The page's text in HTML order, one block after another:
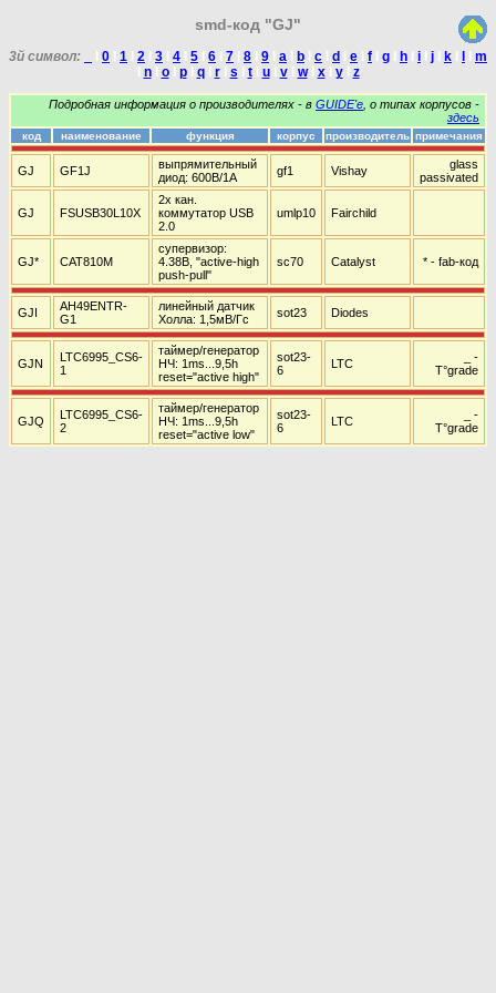
smd-код "GJ"
3й символ: 0 1 2 3 4 5 6 7 8 9 a b c d e f g h i j k
m
nI oI pI qI rI s tI uI vI wI xI yI z
Подробная информация о производителях - в GUIDE'е , о типах корпусов -
здесь
код наименование функция корпус производитель примечания
GJ GF1J
выпрямительный
диод: 600В/1А
gf1 Vishay
glass
passivated
GJ FSUSB30L10X
2х кан.
коммутатор USB
2.0
umlp10 Fairchild
GJ* CAT810M
супервизор:
4.38В, "active-high
push-pull"
sc70 Catalyst * - fab-код
GJI
AH49ENTR-
G1
линейный датчик
Холла: 1,5мВ/Гс
sot23 Diodes
GJN
LTC6995_CS6-
1
таймер/генератор
НЧ: 1ms...9,5h
reset="active high"
sot23-
6
LTC
_ -
T°grade
GJQ
LTC6995_CS6-
2
таймер/генератор
НЧ: 1ms...9,5h
reset="active low"
sot23-
6
LTC
_ -
T°grade